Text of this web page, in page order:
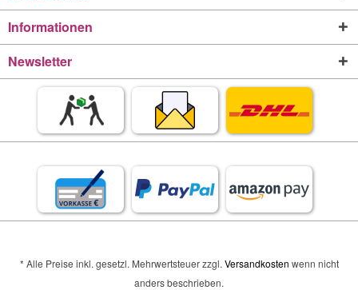
Informationen
Newsletter
* Alle Preise inkl. gesetzl. Mehrwertsteuer zzgl.Versandkosten wenn nicht
anders beschrieben.